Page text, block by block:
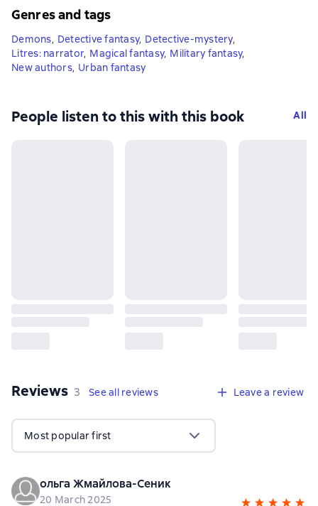
Genres and tags
Demons, Detective fantasy, Detective-mystery,
Litres: narrator, Magical fantasy, Military fantasy,
New authors, Urban fantasy
People listen to this with this book All
Reviews 3 reviews
3 See all reviews Leave a review
Most popular first
ольга Жмайлова-Сеник
20 March 2025